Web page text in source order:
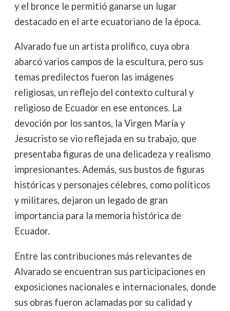
y el bronce le permitió ganarse un lugar
destacado en el arte ecuatoriano de la época.
Alvarado fue un artista prolífico, cuya obra
abarcó varios campos de la escultura, pero sus
temas predilectos fueron las imágenes
religiosas, un reflejo del contexto cultural y
religioso de Ecuador en ese entonces. La
devoción por los santos, la Virgen María y
Jesucristo se vio reflejada en su trabajo, que
presentaba figuras de una delicadeza y realismo
impresionantes. Además, sus bustos de figuras
históricas y personajes célebres, como políticos
y militares, dejaron un legado de gran
importancia para la memoria histórica de
Ecuador.
Entre las contribuciones más relevantes de
Alvarado se encuentran sus participaciones en
exposiciones nacionales e internacionales, donde
sus obras fueron aclamadas por su calidad y